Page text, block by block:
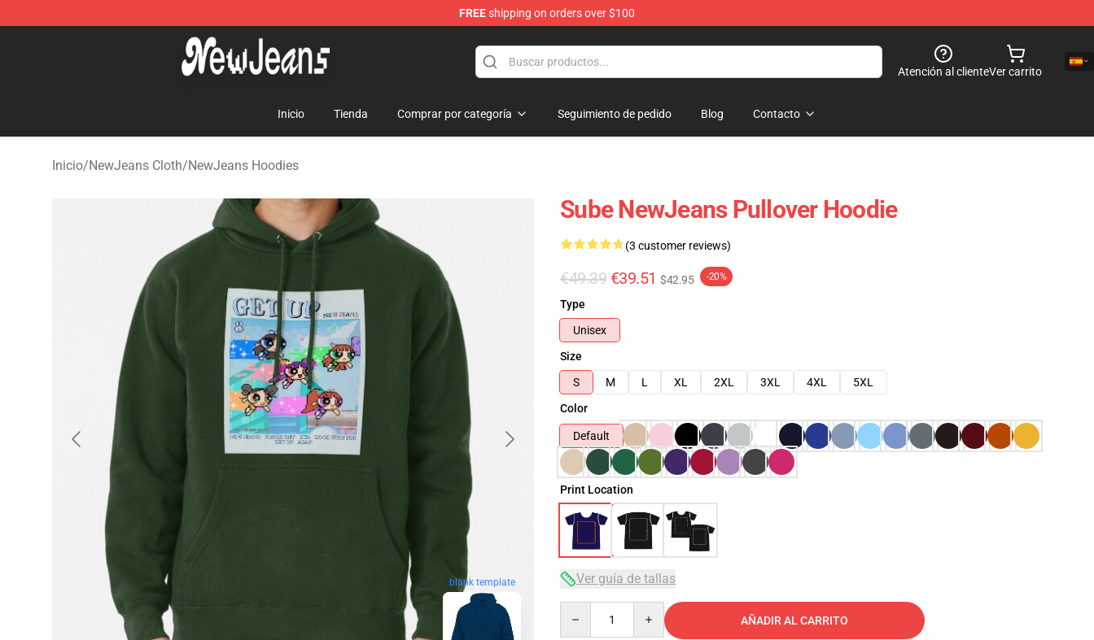
FREEshipping on orders over $100
NewJeans Store - Official NewJeans Merchandise Shop
Atención al clienteVer carrito
Inicio Tienda Comprar por categoría Seguimiento de pedido Blog Contacto
Inicio/NewJeans Cloth/NewJeans Hoodies
blank template
Sube NewJeans Pullover Hoodie
(3 customer reviews)
€49.39 €39.51 $42.95 -20%
Type
Unisex
Size
S
M L XL 2XL 3XL 4XL
5XL
Color
Default
Print Location
Ver guía de tallas
AÑADIR AL CARRITO